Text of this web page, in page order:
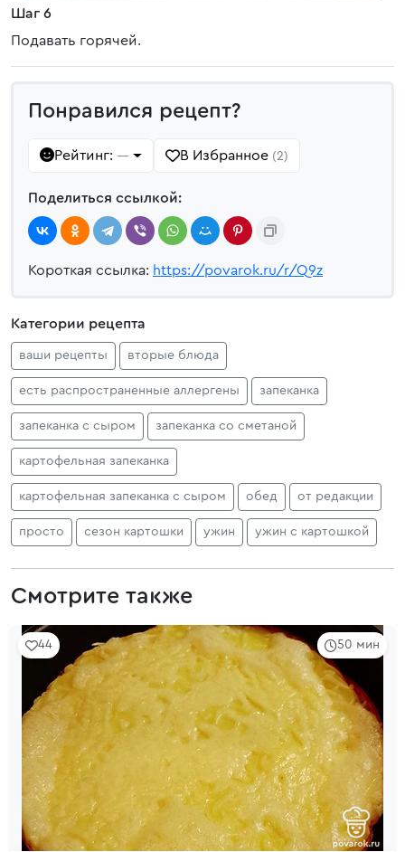
Шаг 6
Подавать горячей.
Понравился рецепт?
Рейтинг: — В Избранное (2)
Поделиться ссылкой:
Короткая ссылка: https://povarok.ru/r/Q9z
Категории рецепта
ваши рецепты вторые блюда
есть распространенные аллергены запеканка
запеканка с сыром запеканка со сметаной
картофельная запеканка
картофельная запеканка с сыром обед от редакции
просто сезон картошки ужин ужин с картошкой
Смотрите также
50 мин
44